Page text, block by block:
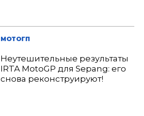
МОТОГП
Неутешительные результаты
IRTA MotoGP для Sepang: его
снова реконструируют!